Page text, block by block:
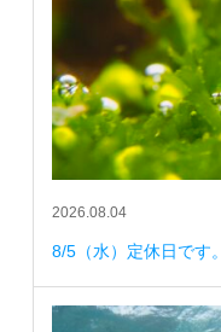
2026.08.04
8/5（水）定休日です。